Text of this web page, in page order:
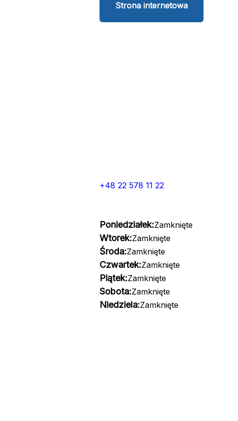
Strona internetowa
+48 22 578 11 22
Poniedziałek:Zamknięte
Wtorek:Zamknięte
Środa:Zamknięte
Czwartek:Zamknięte
Piątek:Zamknięte
Sobota:Zamknięte
Niedziela:Zamknięte